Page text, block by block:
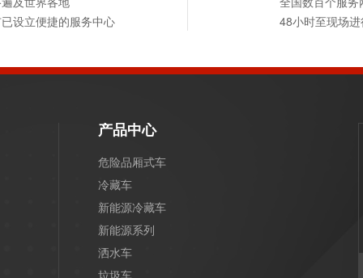
设立便捷的服务中心
48小时至现场
产品中心
危险品厢式车
冷藏车
新能源冷藏车
新能源系列
洒水车
垃圾车